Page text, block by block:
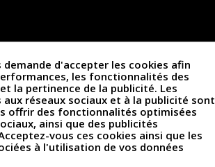
demande d'accepter les cookies afin
les fonctionnalités des
la pertinence de la publicité. Les
réseaux sociaux et à la publicité sont
offrir des fonctionnalités optimisées
ainsi que des publicités
vous ces cookies ainsi que les
à l'utilisation de vos données